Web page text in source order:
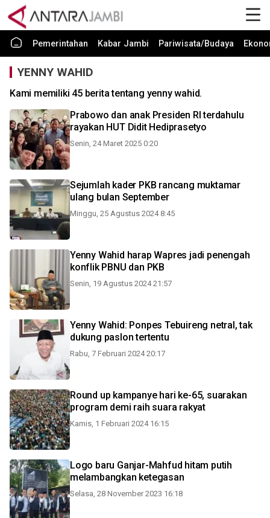
Pemerintahan Kabar Jambi Pariwisata/Budaya
YENNY WAHID
Kami memiliki 45 berita tentang yenny wahid.
Prabowo dan anak Presiden RI terdahulu
rayakan HUT Didit Hediprasetyo
Senin, 24 Maret 2025 0:20
Sejumlah kader PKB rancang muktamar
ulang bulan September
Minggu, 25 Agustus 2024 8:45
Yenny Wahid harap Wapres jadi penengah
konflik PBNU dan PKB
Senin, 19 Agustus 2024 21:57
Yenny Wahid: Ponpes Tebuireng netral, tak
dukung paslon tertentu
Rabu, 7 Februari 2024 20:17
Round up kampanye hari ke-65, suarakan
program demi raih suara rakyat
Kamis, 1 Februari 2024 16:15
Logo baru Ganjar-Mahfud hitam putih
melambangkan ketegasan
Selasa, 28 November 2023 16:18